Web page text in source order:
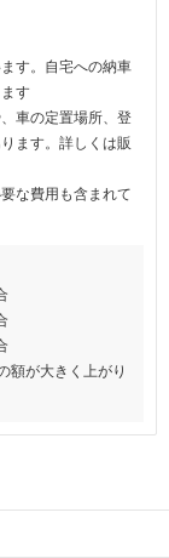
す。自宅への納車
す
車の定置場所、登
ます。詳しくは販
な費用も含まれて
額が大きく上がり